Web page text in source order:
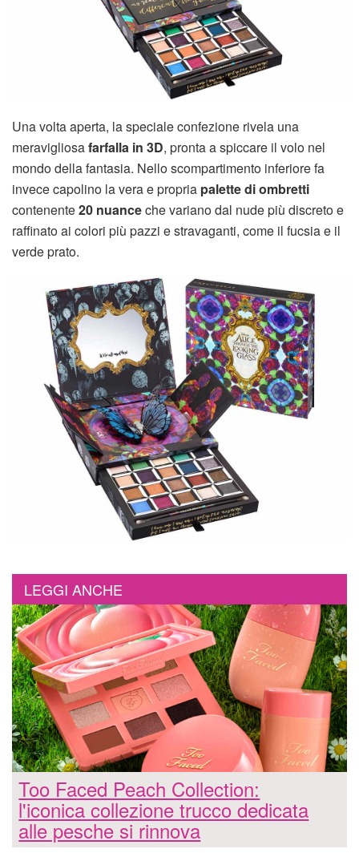
Una volta aperta, la speciale confezione rivela una
meravigliosafarfalla in 3D, pronta a spiccare il volo nel
mondo della fantasia. Nello scompartimento inferiore fa
invece capolino la vera e propria palette di ombretti
contenente20 nuanceche variano dal nude più discreto e
raffinato ai colori più pazzi e stravaganti, come il fucsia e il
verde prato.
LEGGI ANCHE
Too Faced Peach Collection:
l'iconica collezione trucco dedicata
alle pesche si rinnova